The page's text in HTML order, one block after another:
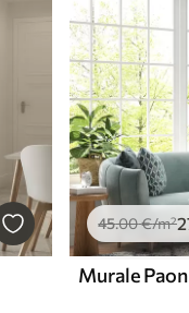
45.00€/m²